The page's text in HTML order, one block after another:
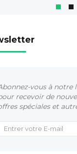
vous à notre
recevoir de
spéciales et